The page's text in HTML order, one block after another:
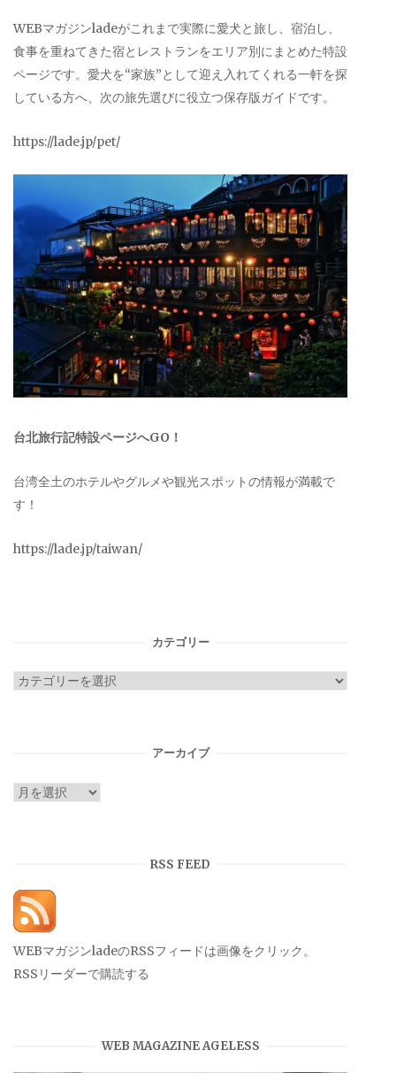
WEBマガジンladeがこれまで実際に愛犬と旅し、宿泊し、
食事を重ねてきた宿とレストランをエリア別にまとめた特設
ページです。愛犬を“家族”として迎え入れてくれる一軒を探
している方へ、次の旅先選びに役立つ保存版ガイドです。
https://lade.jp/pet/
台北旅行記特設ページへGO！
台湾全土のホテルやグルメや観光スポットの情報が満載で
す！
https://lade.jp/taiwan/
カテゴリー
カ
アーカイブ
ア
RSS FEED
WEBマガジンladeのRSSフィードは画像をクリック。
RSSリーダーで購読する
WEB MAGAZINE AGELESS